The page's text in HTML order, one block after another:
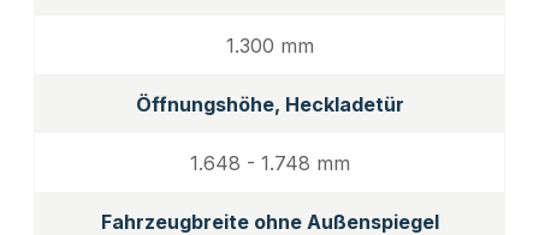
1.300 mm
Öffnungshöhe, Heckladetür
1.648 - 1.748 mm
Fahrzeugbreite ohne Außenspiegel